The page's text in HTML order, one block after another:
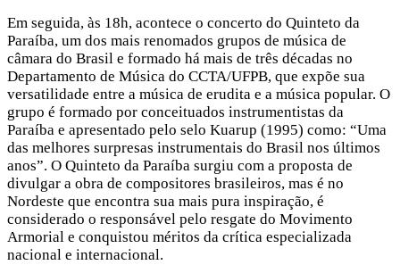
Em seguida, às 18h, acontece o concerto do Quinteto da
Paraíba, um dos mais renomados grupos de música de
câmara do Brasil e formado há mais de três décadas no
Departamento de Música do CCTA/UFPB, que expõe sua
versatilidade entre a música de erudita e a música popular. O
grupo é formado por conceituados instrumentistas da
Paraíba e apresentado pelo selo Kuarup (1995) como: “Uma
das melhores surpresas instrumentais do Brasil nos últimos
anos”. O Quinteto da Paraíba surgiu com a proposta de
divulgar a obra de compositores brasileiros, mas é no
Nordeste que encontra sua mais pura inspiração, é
considerado o responsável pelo resgate do Movimento
Armorial e conquistou méritos da crítica especializada
nacional e internacional.